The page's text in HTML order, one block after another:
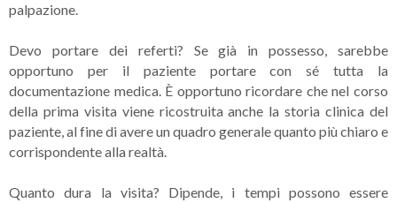
palpazione.
Devo portare dei referti? Se già in possesso, sarebbe
opportuno per il paziente portare con sé tutta la
documentazione medica. È opportuno ricordare che nel corso
della prima visita viene ricostruita anche la storia clinica del
paziente, al fine di avere un quadro generale quanto più chiaro e
corrispondente alla realtà.
Quanto dura la visita? Dipende, i tempi possono essere